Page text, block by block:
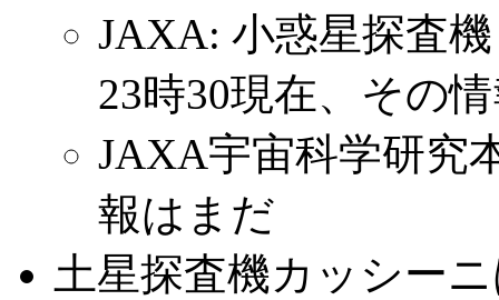
JAXA: 小惑星探査
23時30現在、その
JAXA宇宙科学研究
報はまだ
土星探査機カッシー